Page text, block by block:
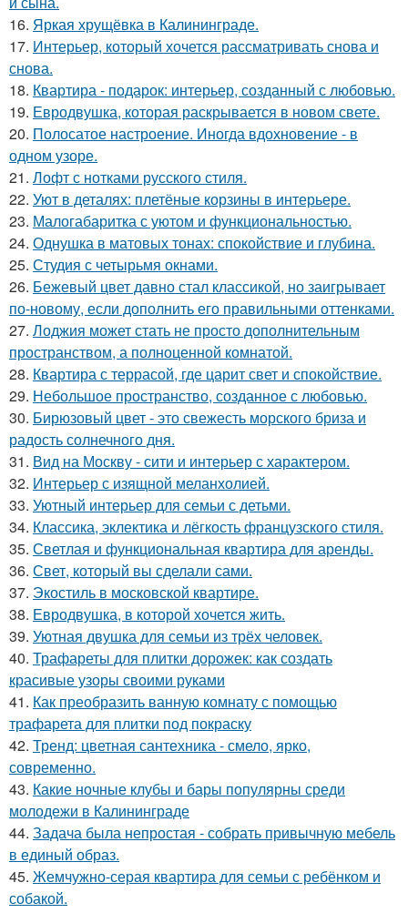
16. Яркая хрущёвка в Калининграде.
17. Интерьер, который хочется рассматривать снова и
снова.
18. Квартира - подарок: интерьер, созданный с любовью.
19. Евродвушка, которая раскрывается в новом свете.
20. Полосатое настроение. Иногда вдохновение - в
одном узоре.
21. Лофт с нотками русского стиля.
22. Уют в деталях: плетёные корзины в интерьере.
23. Малогабаритка с уютом и функциональностью.
24. Однушка в матовых тонах: спокойствие и глубина.
25. Студия с четырьмя окнами.
26. Бежевый цвет давно стал классикой, но заигрывает
по-новому, если дополнить его правильными оттенками.
27. Лоджия может стать не просто дополнительным
пространством, а полноценной комнатой.
28. Квартира с террасой, где царит свет и спокойствие.
29. Небольшое пространство, созданное с любовью.
30. Бирюзовый цвет - это свежесть морского бриза и
радость солнечного дня.
31. Вид на Москву - сити и интерьер с характером.
32. Интерьер с изящной меланхолией.
33. Уютный интерьер для семьи с детьми.
34. Классика, эклектика и лёгкость французского стиля.
35. Светлая и функциональная квартира для аренды.
36. Свет, который вы сделали сами.
37. Экостиль в московской квартире.
38. Евродвушка, в которой хочется жить.
39. Уютная двушка для семьи из трёх человек.
40. Трафареты для плитки дорожек: как создать
красивые узоры своими руками
41. Как преобразить ванную комнату с помощью
трафарета для плитки под покраску
42. Тренд: цветная сантехника - смело, ярко,
современно.
43. Какие ночные клубы и бары популярны среди
молодежи в Калининграде
44. Задача была непростая - собрать привычную мебель
в единый образ.
45. Жемчужно-серая квартира для семьи с ребёнком и
собакой.